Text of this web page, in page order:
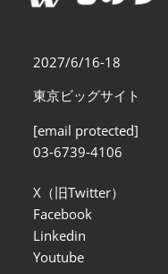
2027/6/16-18
東京ビッグサイト
[email protected]
03-6739-4106
X（旧Twitter）
Facebook
Linkedin
Youtube